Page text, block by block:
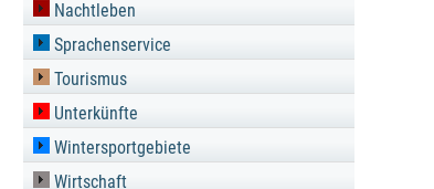
Nachtleben
Sprachenservice
Tourismus
Unterkünfte
Wintersportgebiete
Wirtschaft